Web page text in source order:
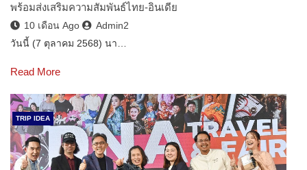
พร้อมส่งเสริมความสัมพันธ์ไทย-อินเดีย
10 เดือน Ago
Admin2
วันนี้ (7 ตุลาคม 2568) นา…
Read More
TRIP IDEA